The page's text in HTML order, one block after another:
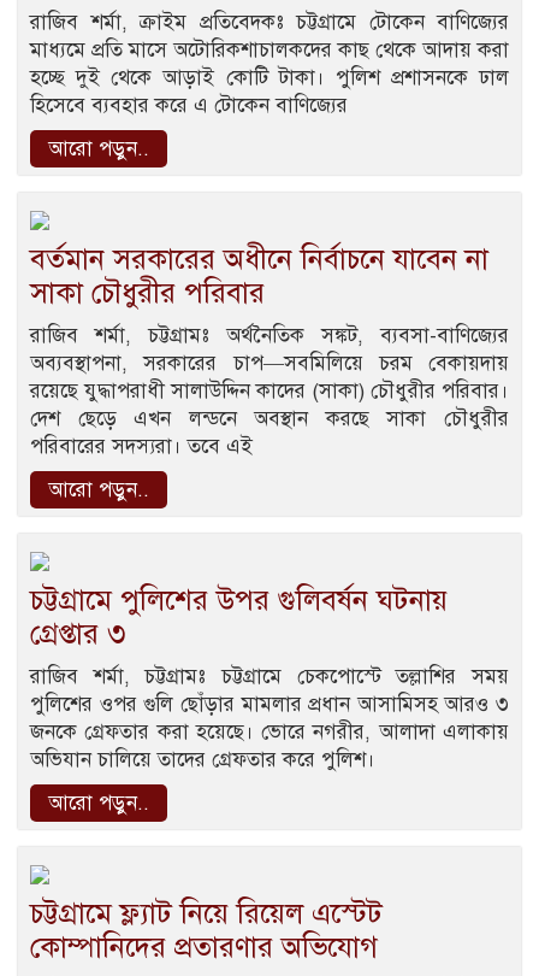
রাজিব শর্মা, ক্রাইম প্রতিবেদকঃ চট্টগ্রামে টোকেন বাণিজ্যের
মাধ্যমে প্রতি মাসে অটোরিকশাচালকদের কাছ থেকে আদায় করা
হচ্ছে দুই থেকে আড়াই কোটি টাকা। পুলিশ প্রশাসনকে ঢাল
হিসেবে ব্যবহার করে এ টোকেন বাণিজ্যের
আরো পড়ুন..
বর্তমান সরকারের অধীনে নির্বাচনে যাবেন না
সাকা চৌধুরীর পরিবার
রাজিব শর্মা, চট্টগ্রামঃ অর্থনৈতিক সঙ্কট, ব্যবসা-বাণিজ্যের
অব্যবস্থাপনা, সরকারের চাপ—সবমিলিয়ে চরম বেকায়দায়
রয়েছে যুদ্ধাপরাধী সালাউদ্দিন কাদের (সাকা) চৌধুরীর পরিবার।
দেশ ছেড়ে এখন লন্ডনে অবস্থান করছে সাকা চৌধুরীর
পরিবারের সদস্যরা। তবে এই
আরো পড়ুন..
চট্টগ্রামে পুলিশের উপর গুলিবর্ষন ঘটনায়
গ্রেপ্তার ৩
রাজিব শর্মা, চট্টগ্রামঃ চট্টগ্রামে চেকপোস্টে তল্লাশির সময়
পুলিশের ওপর গুলি ছোঁড়ার মামলার প্রধান আসামিসহ আরও ৩
জনকে গ্রেফতার করা হয়েছে। ভোরে নগরীর, আলাদা এলাকায়
অভিযান চালিয়ে তাদের গ্রেফতার করে পুলিশ।
আরো পড়ুন..
চট্টগ্রামে ফ্ল্যাট নিয়ে রিয়েল এস্টেট
কোম্পানিদের প্রতারণার অভিযোগ